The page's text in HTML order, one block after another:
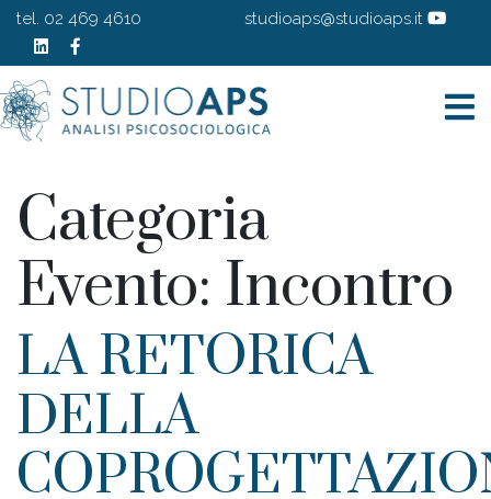
tel. 02 469 4610 studioaps@studioaps.it
Categoria
Evento: Incontro
LA RETORICA
DELLA